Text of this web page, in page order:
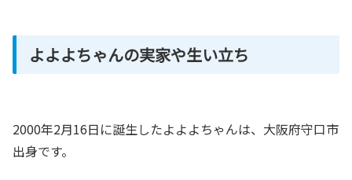
よよよちゃんの実家や生い立ち
2000年2月16日に誕生したよよよちゃんは、大阪府守口市
出身です。